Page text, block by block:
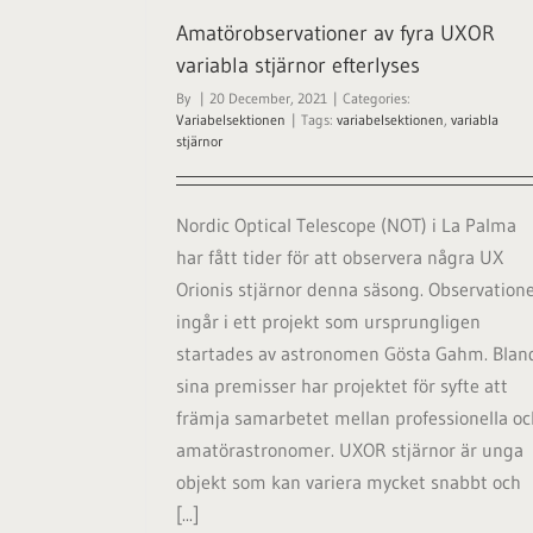
Amatörobservationer av fyra UXOR
variabla stjärnor efterlyses
By | 20 December, 2021 | Categories:
Variabelsektionen | Tags: variabelsektionen, variabla
stjärnor
Nordic Optical Telescope (NOT) i La Palma
har fått tider för att observera några UX
Orionis stjärnor denna säsong.
ingår i ett projekt som ursprungligen
startades av astronomen Gösta Gahm.
sina premisser har projektet för syfte att
främja samarbetet mellan professionella
amatörastronomer. UXOR stjärnor är unga
objekt som kan variera mycket snabbt och
[...]